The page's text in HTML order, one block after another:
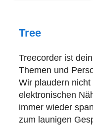
Tree
Treecorder ist
Themen und
Wir plaudern
elektronischen
immer wieder
zum launigen